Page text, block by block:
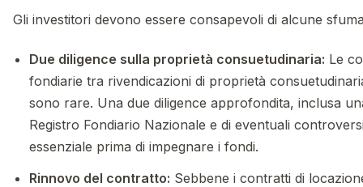
Gli investitori devono essere consapevoli di alcune
Due diligence sulla proprietà consuetudinaria: Le
fondiarie tra rivendicazioni di proprietà
sono rare. Una due diligence approfondita, inclusa
Registro Fondiario Nazionale e di eventuali
essenziale prima di impegnare i fondi.
Rinnovo del contratto: Sebbene i contratti di